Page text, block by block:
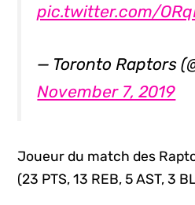
pic.twitter.com/
— Toronto Raptors
November 7, 2019
Joueur du match des
(23 PTS, 13 REB, 5 AST, 3